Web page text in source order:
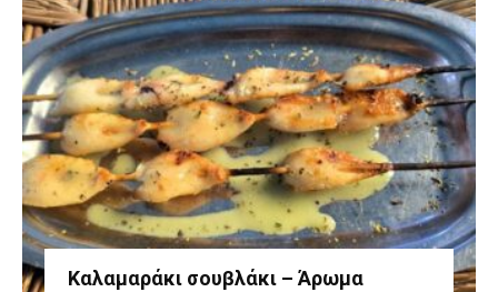
Καλαμαράκι σουβλάκι – Άρωμα